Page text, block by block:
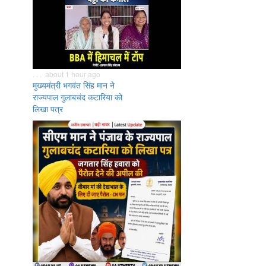
. . . about 1 hour ago
मुख्यमंत्री भगवंत सिंह मान ने
राज्यपाल गुलाबचंद कटारिया को
लिखा पत्र